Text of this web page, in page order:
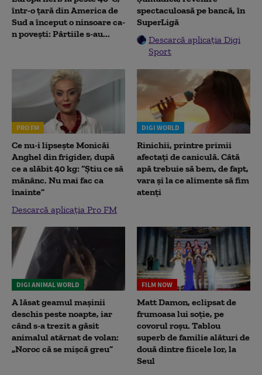
într-o țară din America de
Sud a început o ninsoare ca-
n povești: Pârtiile s-au...
spectaculoasă pe bancă, în
SuperLigă
Descarcă aplicația Digi
Sport
PRO FM
Ce nu-i lipsește Monicăi
Anghel din frigider, după
ce a slăbit 40 kg: “Știu ce să
mănânc. Nu mai fac ca
înainte”
Descarcă aplicația Pro FM
DIGI WORLD
Rinichii, printre primii
afectați de caniculă. Câtă
apă trebuie să bem, de fapt,
vara și la ce alimente să fim
atenți
DIGI ANIMAL WORLD
A lăsat geamul mașinii
deschis peste noapte, iar
când s-a trezit a găsit
animalul atârnat de volan:
„Noroc că se mișcă greu”
FILM NOW
Matt Damon, eclipsat de
frumoasa lui soție, pe
covorul roșu. Tablou
superb de familie alături de
două dintre fiicele lor, la
Seul